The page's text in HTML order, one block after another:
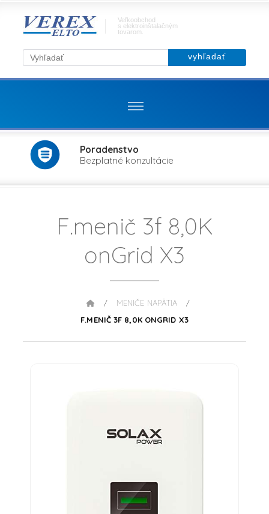
Veľkoobchod
s elektroinštalačným
tovarom.
Poradenstvo
Bezplatné konzultácie
F.menič 3f 8,0K
onGrid X3
/ MENIČE NAPÄTIA /
F.MENIČ 3F 8,0K ONGRID X3